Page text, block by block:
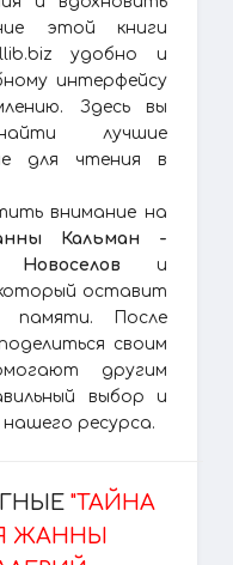
этой книги
удобно и
интерфейсу
Здесь вы
лучшие
для чтения в
внимание на
Кальман -
и
оставит
После
своим
другим
выбор и
ресурса.
"ТАЙНА
ЖАННЫ